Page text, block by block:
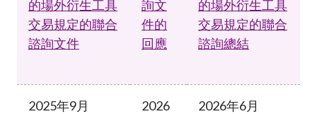
的場外衍生工具
交易規定的聯合
諮詢文件
詢文
件的
回應
的場外衍生工具
交易規定的聯合
諮詢總結
2025年9月
2026
2026年6月